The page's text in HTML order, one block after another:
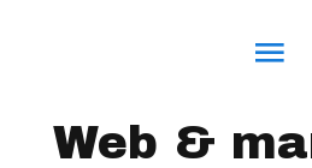
Web &